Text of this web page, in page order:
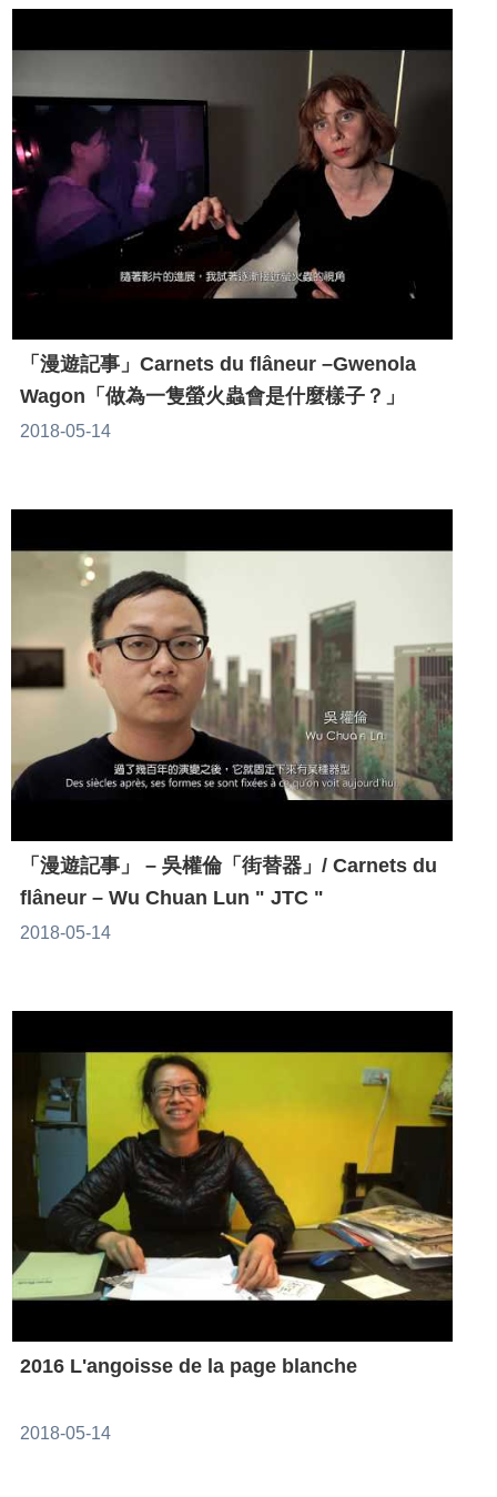
「漫遊記事」Carnets du flâneur –Gwenola
Wagon「做為一隻螢火蟲會是什麼樣子？」
2018-05-14
「漫遊記事」 – 吳權倫「街替器」/ Carnets du
flâneur – Wu Chuan Lun " JTC "
2018-05-14
2016 L'angoisse de la page blanche
2018-05-14